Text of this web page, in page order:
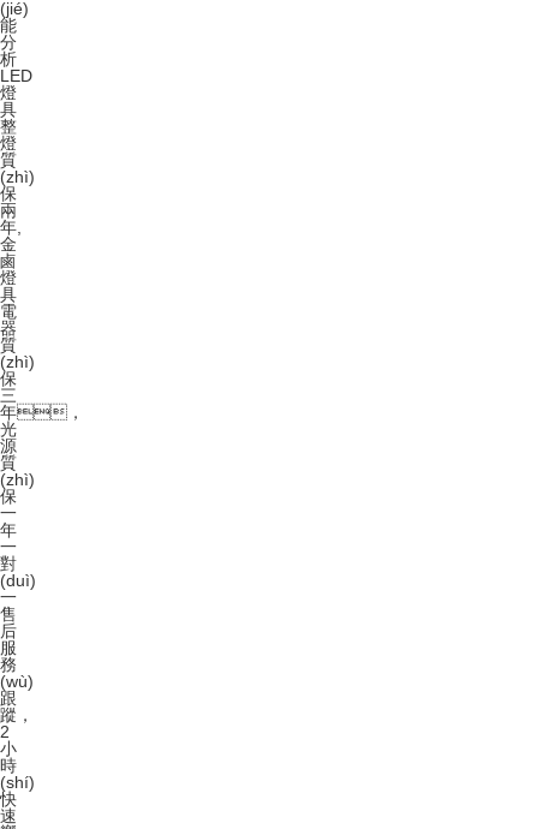
(jié)
能
分
析
LED
燈
具
整
燈
質
(zhì)
保
兩
年,
金
鹵
燈
具
電
器
質
(zhì)
保
三
年，
光
源
質
(zhì)
保
一
年
一
對
(duì)
一
售
后
服
務
(wù)
跟
蹤 ，
2
小
時
(shí)
快
速